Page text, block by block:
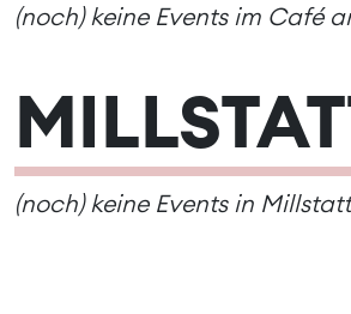
(noch) keine Events im Café
(noch) keine Events in